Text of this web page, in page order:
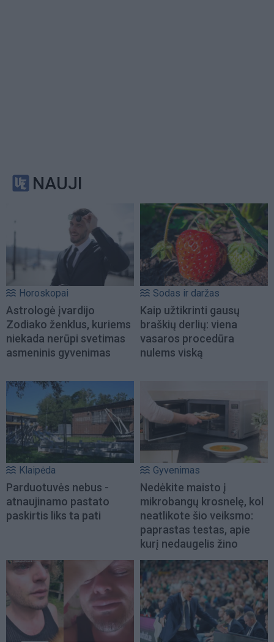
NAUJI
Horoskopai
Astrologė įvardijo
Zodiako ženklus, kuriems
niekada nerūpi svetimas
asmeninis gyvenimas
Sodas ir daržas
Kaip užtikrinti gausų
braškių derlių: viena
vasaros procedūra
nulems viską
Klaipėda
Parduotuvės nebus -
atnaujinamo pastato
paskirtis liks ta pati
Gyvenimas
Nedėkite maisto į
mikrobangų krosnelę, kol
neatlikote šio veiksmo:
paprastas testas, apie
kurį nedaugelis žino